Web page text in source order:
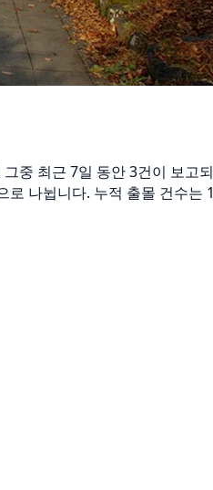
중 최근 7일 동안 3건이 보고
나뉩니다. 누적 출몰 건수는